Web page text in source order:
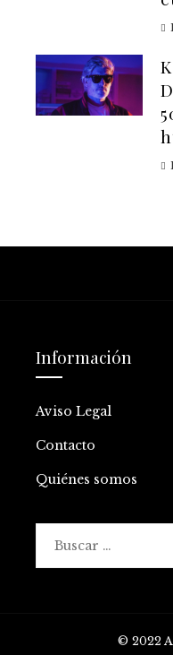
Información
Aviso Legal
Contacto
Quiénes somos
© 2022